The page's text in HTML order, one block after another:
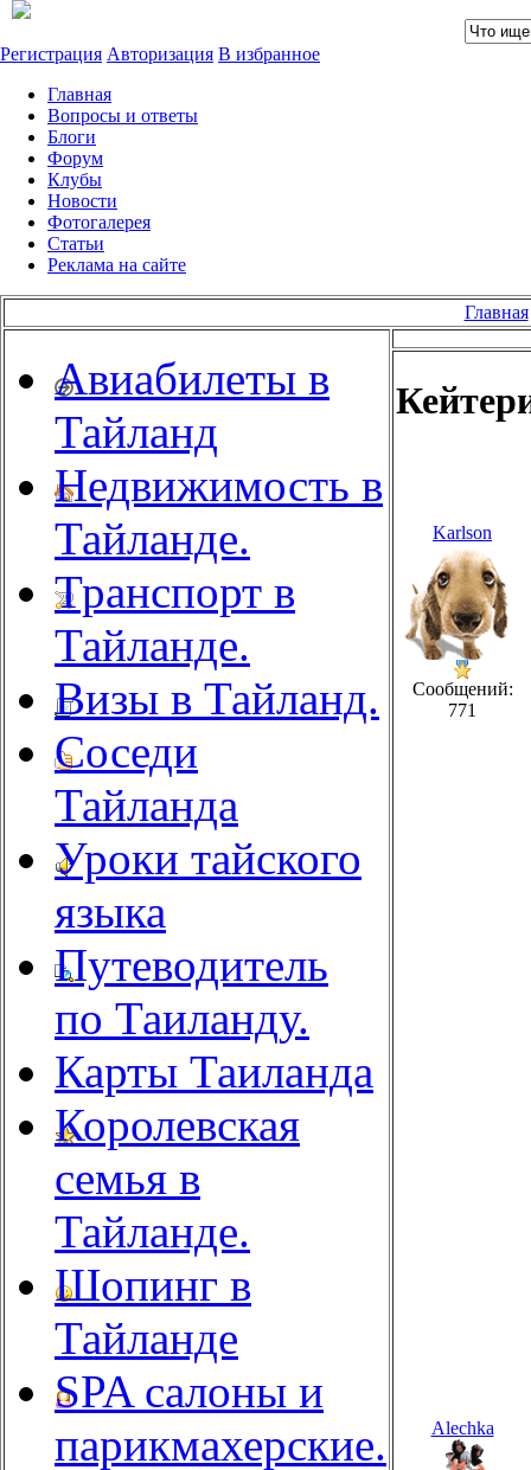
Регистрация Авторизация В избранное
Главная
Вопросы и ответы
Блоги
Форум
Клубы
Новости
Фотогалерея
Статьи
Реклама на сайте
Главная
Авиабилеты в
Тайланд
Недвижимость в
Тайланде.
Транспорт в
Тайланде.
Визы в Тайланд.
Соседи
Тайланда
Уроки тайского
языка
Путеводитель
по Таиланду.
Карты Таиланда
Королевская
семья в
Тайланде.
Шопинг в
Тайланде
SPA салоны и
парикмахерские.
Karlson
Сообщений:
771
Alechka